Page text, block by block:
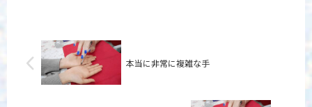
本当に非常に複雑な手